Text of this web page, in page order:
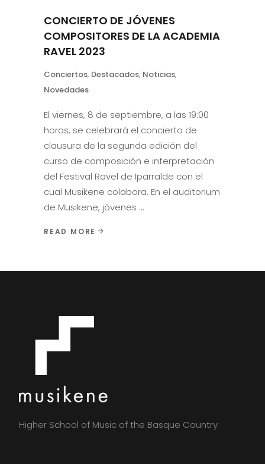
CONCIERTO DE JÓVENES
COMPOSITORES DE LA ACADEMIA
RAVEL 2023
Conciertos, Destacados, Noticias,
Novedades
El viernes, 8 de septiembre, a las 19:00
horas, se celebrará el concierto de
clausura de la segunda edición del
curso de composición e interpretación
del Festival Ravel de Iparralde con el
cual Musikene colabora. En el auditorium
de Musikene, jóvenes
READ MORE
Higher School of Music of the Basque Country